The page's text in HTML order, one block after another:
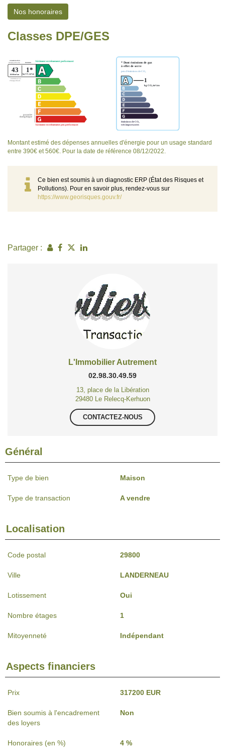
Nos honoraires
Classes DPE/GES
Montant estimé des dépenses annuelles d'énergie pour un usage standard
entre 390€ et 560€. Pour la date de référence 08/12/2022.
Ce bien est soumis à un diagnostic ERP (État des Risques et
Pollutions). Pour en savoir plus, rendez-vous sur
https://www.georisques.gouv.fr/
Partager :
L'Immobilier Autrement
02.98.30.49.59
13, place de la Libération
29480 Le Relecq-Kerhuon
CONTACTEZ-NOUS
Général
Type de bien Maison
Type de transaction A vendre
Localisation
Code postal 29800
Ville LANDERNEAU
Lotissement Oui
Nombre étages 1
Mitoyenneté Indépendant
Aspects financiers
Prix 317200 EUR
Bien soumis à l'encadrement
des loyers
Non
Honoraires (en %) 4 %